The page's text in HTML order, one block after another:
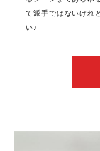
て派手ではないけれ
い♪